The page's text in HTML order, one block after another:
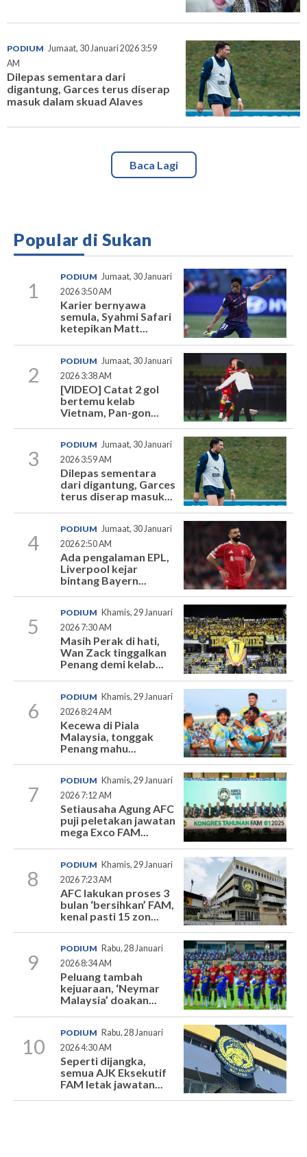
PODIUM Jumaat, 30 Januari 2026 3:59
AM
Dilepas sementara dari
digantung, Garces terus diserap
masuk dalam skuad Alaves
Baca Lagi
Popular di Sukan
1
PODIUM Jumaat, 30 Januari
2026 3:50 AM
Karier bernyawa
semula, Syahmi Safari
ketepikan Matt...
2
PODIUM Jumaat, 30 Januari
2026 3:38 AM
[VIDEO] Catat 2 gol
bertemu kelab
Vietnam, Pan-gon...
3
PODIUM Jumaat, 30 Januari
2026 3:59 AM
Dilepas sementara
dari digantung, Garces
terus diserap masuk...
4
PODIUM Jumaat, 30 Januari
2026 2:50 AM
Ada pengalaman EPL,
Liverpool kejar
bintang Bayern...
5
PODIUM Khamis, 29 Januari
2026 7:30 AM
Masih Perak di hati,
Wan Zack tinggalkan
Penang demi kelab...
6
PODIUM Khamis, 29 Januari
2026 8:24 AM
Kecewa di Piala
Malaysia, tonggak
Penang mahu...
7
PODIUM Khamis, 29 Januari
2026 7:12 AM
Setiausaha Agung AFC
puji peletakan jawatan
mega Exco FAM...
8
PODIUM Khamis, 29 Januari
2026 7:23 AM
AFC lakukan proses 3
bulan ‘bersihkan’ FAM,
kenal pasti 15 zon...
9
PODIUM Rabu, 28 Januari
2026 8:34 AM
Peluang tambah
kejuaraan, ‘Neymar
Malaysia’ doakan...
10
PODIUM Rabu, 28 Januari
2026 4:30 AM
Seperti dijangka,
semua AJK Eksekutif
FAM letak jawatan...